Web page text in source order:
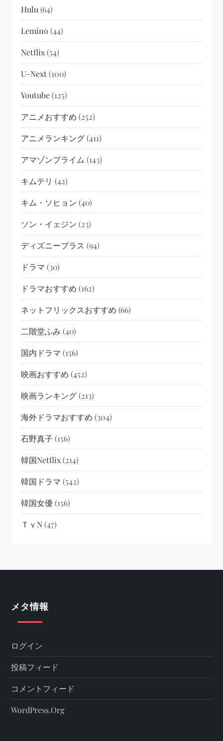
Hulu (64)
Lemino (44)
Netflix(54)
U-Next(100)
Youtube(125)
アニメおすすめ (252)
アニメランキング(411)
アマゾンプライム (143)
キムテリ (42)
キム・ソヒョン (40)
ソン・イェジン (23)
ディズニープラス (94)
ドラマ (30)
ドラマおすすめ (162)
ネットフリックスおすすめ (66)
二階堂ふみ (40)
国内ドラマ (156)
映画おすすめ (452)
映画ランキング(213)
海外ドラマおすすめ (304)
石野真子 (156)
韓国netflix(214)
韓国ドラマ (542)
韓国女優(156)
ＴｖN(47)
メタ情報
ログイン
投稿フィード
コメントフィード
WordPress.org